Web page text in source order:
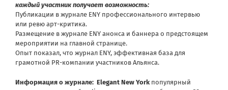
каждый участник получает возможность:
Публикации в журнале ENY профессионального интервью
или ревю арт-критика.
Размещение в журнале ENY анонса и баннера о предстоящем
мероприятии на главной странице.
Опыт показал, что журнал ENY, эффективная база для
грамотной PR-компании участников Альянса.
Информация о журнале: Elegant New York популярный